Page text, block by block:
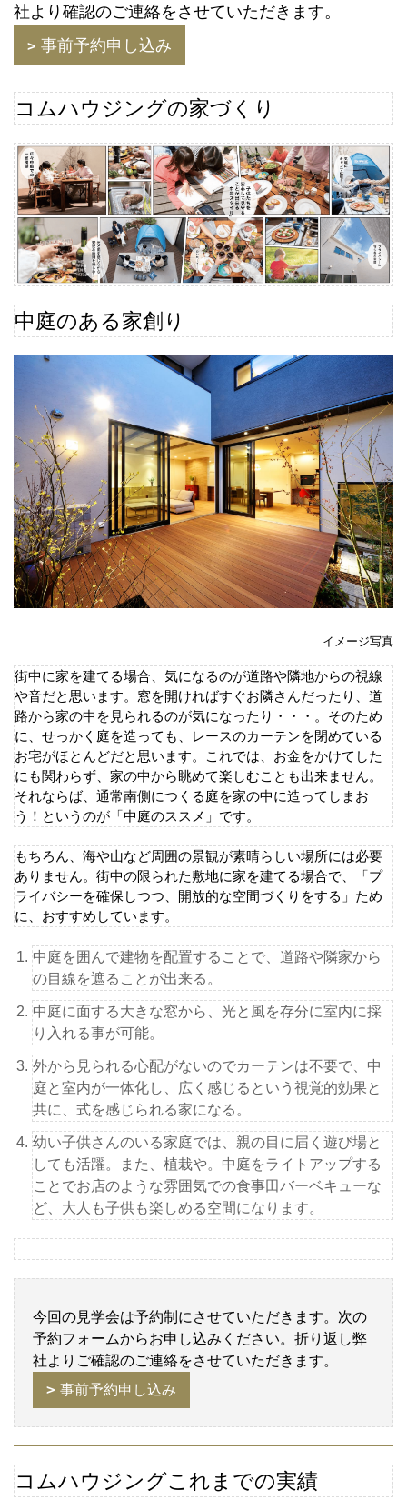
社より確認のご連絡をさせていただきます。
事前予約申し込み
コムハウジングの家づくり
中庭のある家創り
イメージ写真
街中に家を建てる場合、気になるのが道路や隣地からの視線
や音だと思います。窓を開ければすぐお隣さんだったり、道
路から家の中を見られるのが気になったり・・・。そのため
に、せっかく庭を造っても、レースのカーテンを閉めている
お宅がほとんどだと思います。これでは、お金をかけてした
にも関わらず、家の中から眺めて楽しむことも出来ません。
それならば、通常南側につくる庭を家の中に造ってしまお
う！というのが「中庭のススメ」です。
もちろん、海や山など周囲の景観が素晴らしい場所には必要
ありません。街中の限られた敷地に家を建てる場合で、「プ
ライバシーを確保しつつ、開放的な空間づくりをする」ため
に、おすすめしています。
中庭を囲んで建物を配置することで、道路や隣家から
の目線を遮ることが出来る。
中庭に面する大きな窓から、光と風を存分に室内に採
り入れる事が可能。
外から見られる心配がないのでカーテンは不要で、中
庭と室内が一体化し、広く感じるという視覚的効果と
共に、式を感じられる家になる。
幼い子供さんのいる家庭では、親の目に届く遊び場と
しても活躍。また、植栽や。中庭をライトアップする
ことでお店のような雰囲気での食事田バーベキューな
ど、大人も子供も楽しめる空間になります。
今回の見学会は予約制にさせていただきます。次の
予約フォームからお申し込みください。折り返し弊
社よりご確認のご連絡をさせていただきます。
事前予約申し込み
コムハウジングこれまでの実績